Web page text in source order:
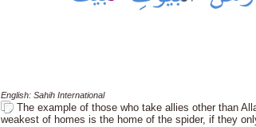
English: Sahih International
The example of those who take allies other than
weakest of homes is the home of the spider, if they